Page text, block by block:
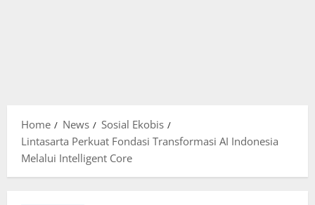
Home News
Sosial Ekobis
Lintasarta Perkuat Fondasi Transformasi AI Indonesia
Melalui Intelligent Core